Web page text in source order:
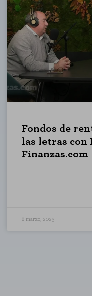
Fondos de
las letras con
Finanzas.com
8 marzo, 2023